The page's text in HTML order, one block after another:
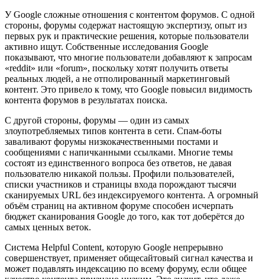
У Google сложные отношения с контентом форумов. С одной
стороны, форумы содержат настоящую экспертизу, опыт из
первых рук и практические решения, которые пользователи
активно ищут. Собственные исследования Google
показывают, что многие пользователи добавляют к запросам
«reddit» или «forum», поскольку хотят получить ответы
реальных людей, а не отполированный маркетинговый
контент. Это привело к тому, что Google повысил видимость
контента форумов в результатах поиска.
С другой стороны, форумы — один из самых
злоупотребляемых типов контента в сети. Спам-боты
заваливают форумы низкокачественными постами и
сообщениями с напичканными ссылками. Многие темы
состоят из единственного вопроса без ответов, не давая
пользователю никакой пользы. Профили пользователей,
списки участников и страницы входа порождают тысячи
сканируемых URL без индексируемого контента. А огромный
объём страниц на активном форуме способен исчерпать
бюджет сканирования Google до того, как тот доберётся до
самых ценных веток.
Система Helpful Content, которую Google непрерывно
совершенствует, применяет общесайтовый сигнал качества и
может подавлять индексацию по всему форуму, если общее